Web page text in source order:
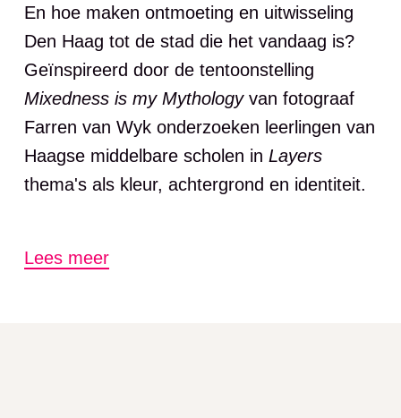
En hoe maken ontmoeting en uitwisseling
Den Haag tot de stad die het vandaag is?
Geïnspireerd door de tentoonstelling
Mixedness is my Mythologyvan fotograaf
Farren van Wyk onderzoeken leerlingen van
Haagse middelbare scholen in Layers
thema's als kleur, achtergrond en identiteit.
Lees meer